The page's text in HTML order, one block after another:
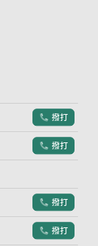
電話符號
撥打
電話符號
撥打
電話符號
撥打
電話符號
撥打